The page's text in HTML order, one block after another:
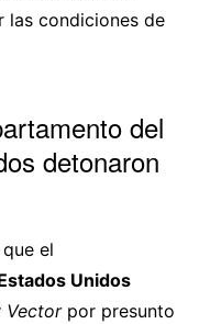
las condiciones de
del
detonaron
el
Unidos
Vectorpor presunto